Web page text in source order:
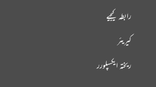
رابطہ کیجیے
کیریئر
ریختہ ایکسپلورر